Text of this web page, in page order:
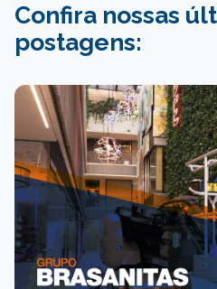
Confira nossas
postagens: